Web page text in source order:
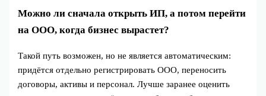
Можно ли сначала открыть ИП, а потом перейти
на ООО, когда бизнес вырастет?
Такой путь возможен, но не является автоматическим:
придётся отдельно регистрировать ООО, переносить
договоры, активы и персонал. Лучше заранее оценить